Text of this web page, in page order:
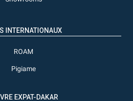
INTERNATIONAUX
ROAM
Pigiame
EXPAT-DAKAR